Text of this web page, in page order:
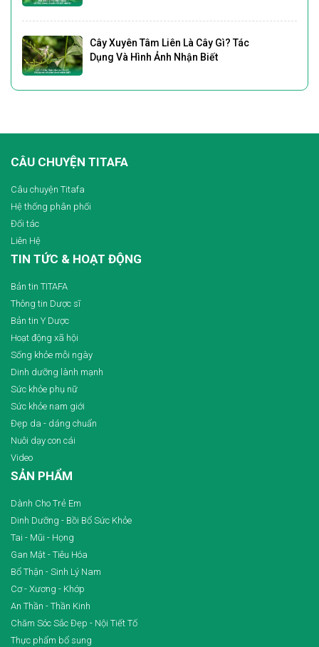
Cây Xuyên Tâm Liên Là Cây Gì? Tác
Dụng Và Hình Ảnh Nhận Biết
CÂU CHUYỆN TITAFA
Câu chuyện Titafa
Hệ thống phân phối
Đối tác
Liên Hệ
TIN TỨC & HOẠT ĐỘNG
Bản tin TITAFA
Thông tin Dược sĩ
Bản tin Y Dược
Hoạt động xã hội
Sống khỏe mỗi ngày
Dinh dưỡng lành mạnh
Sức khỏe phụ nữ
Sức khỏe nam giới
Đẹp da - dáng chuẩn
Nuôi dạy con cái
Video
SẢN PHẨM
Dành Cho Trẻ Em
Dinh Dưỡng - Bồi Bổ Sức Khỏe
Tai - Mũi - Họng
Gan Mật - Tiêu Hóa
Bổ Thận - Sinh Lý Nam
Cơ - Xương - Khớp
An Thần - Thần Kinh
Chăm Sóc Sắc Đẹp - Nội Tiết Tố
Thực phẩm bổ sung